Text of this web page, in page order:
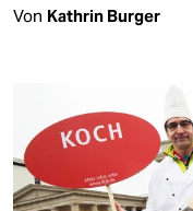
Von Kathrin Burger